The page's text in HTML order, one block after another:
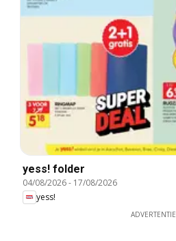
yess! folder
04/08/2026- 17/08/2026
yess!
ADVERTENTIE